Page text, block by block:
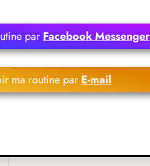
parFacebook Messenger
ma routine par E-mail